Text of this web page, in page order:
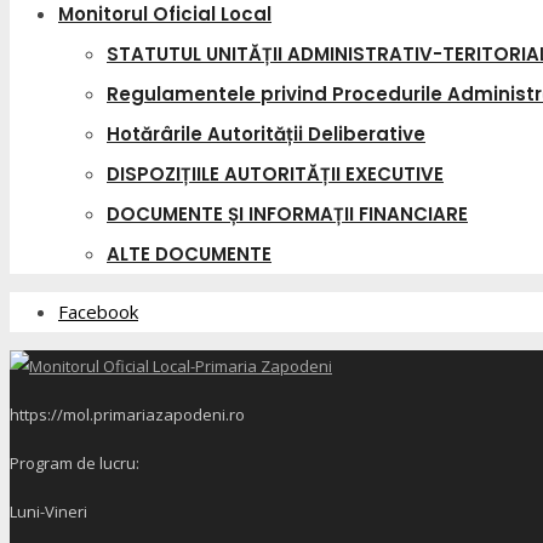
Monitorul Oficial Local
STATUTUL UNITĂȚII ADMINISTRATIV-
Regulamentele privind Procedurile
Hotărârile Autorității Deliberative
DISPOZIȚIILE AUTORITĂȚII EXECUTIVE
DOCUMENTE ȘI INFORMAȚII FINANCIARE
ALTE DOCUMENTE
Facebook
https://mol.primariazapodeni.ro
Program de lucru:
Luni-Vineri